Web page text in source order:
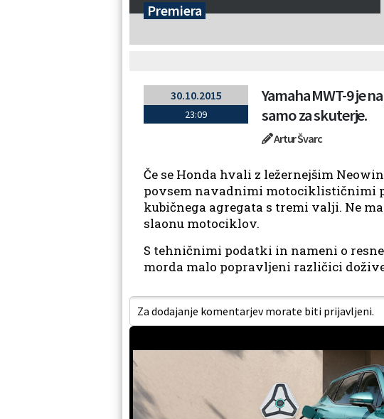
Premiera
30.10.2015
23:09
Yamaha MWT-9 je
samo za skuterje.
Artur Švarc
Če se Honda hvali z ležernejšim
povsem navadnimi motociklističnimi
kubičnega agregata s tremi valji. Ne
slaonu motociklov.
S tehničnimi podatki in nameni o
morda malo popravljeni različici
Za dodajanje komentarjev morate biti prijavljeni.